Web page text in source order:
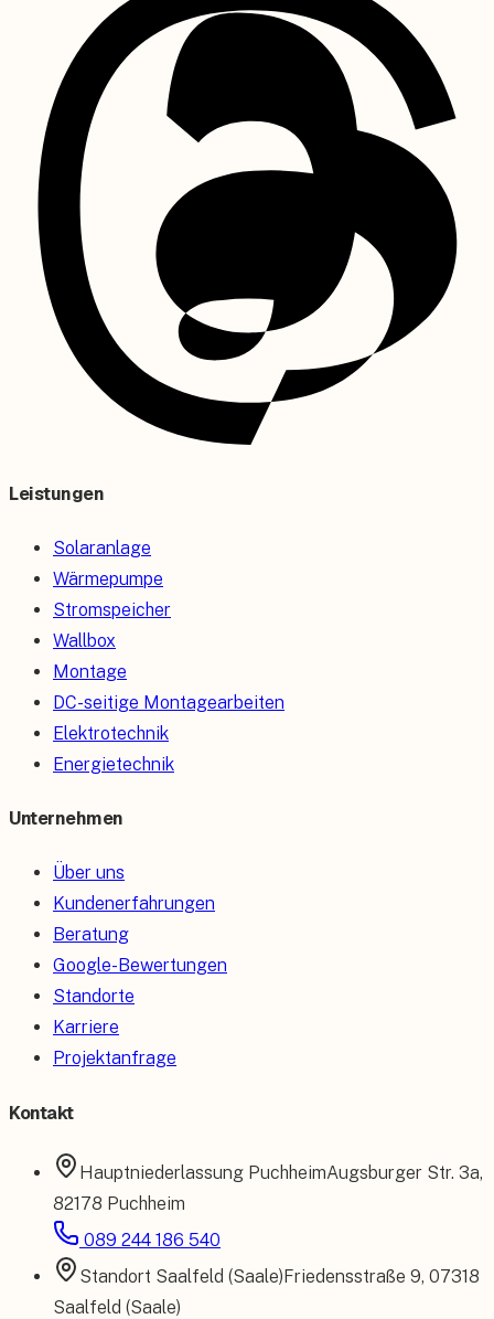
Leistungen
Solaranlage
Wärmepumpe
Stromspeicher
Wallbox
Montage
DC-seitige Montagearbeiten
Elektrotechnik
Energietechnik
Unternehmen
Über uns
Kundenerfahrungen
Beratung
Google-Bewertungen
Standorte
Karriere
Projektanfrage
Kontakt
Hauptniederlassung PuchheimAugsburger Str. 3a,
82178 Puchheim
089 244 186 540
Standort Saalfeld (Saale)Friedensstraße 9, 07318
Saalfeld (Saale)